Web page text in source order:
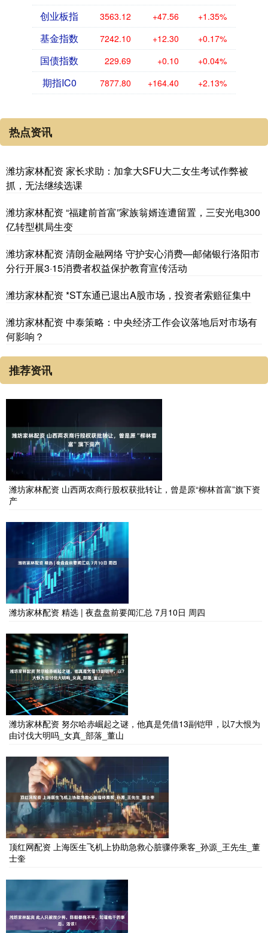
创业板指 3563.12 +47.56 +1.35%
基金指数 7242.10 +12.30 +0.17%
国债指数 229.69 +0.10 +0.04%
期指IC0 7877.80 +164.40 +2.13%
热点资讯
潍坊家林配资 家长求助：加拿大SFU大二女生考试作弊被
抓，无法继续选课
潍坊家林配资 “福建前首富”家族翁婿连遭留置，三安光电300
亿转型棋局生变
潍坊家林配资 清朗金融网络 守护安心消费—邮储银行洛阳市
分行开展3·15消费者权益保护教育宣传活动
潍坊家林配资 *ST东通已退出A股市场，投资者索赔征集中
潍坊家林配资 中泰策略：中央经济工作会议落地后对市场有
何影响？
推荐资讯
潍坊家林配资 山西两农商行股权获批转让，曾是原“柳林首富”旗下资
产
潍坊家林配资 精选 | 夜盘盘前要闻汇总 7月10日 周四
潍坊家林配资 努尔哈赤崛起之谜，他真是凭借13副铠甲，以7大恨为
由讨伐大明吗_女真_部落_董山
顶红网配资 上海医生飞机上协助急救心脏骤停乘客_孙源_王先生_董
士奎